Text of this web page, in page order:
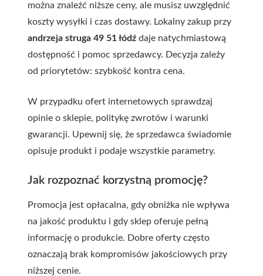
można znaleźć niższe ceny, ale musisz uwzględnić
koszty wysyłki i czas dostawy. Lokalny zakup przy
andrzeja struga 49 51 łódź daje natychmiastową
dostępność i pomoc sprzedawcy. Decyzja zależy
od priorytetów: szybkość kontra cena.
W przypadku ofert internetowych sprawdzaj
opinie o sklepie, politykę zwrotów i warunki
gwarancji. Upewnij się, że sprzedawca świadomie
opisuje produkt i podaje wszystkie parametry.
Jak rozpoznać korzystną promocję?
Promocja jest opłacalna, gdy obniżka nie wpływa
na jakość produktu i gdy sklep oferuje pełną
informację o produkcie. Dobre oferty często
oznaczają brak kompromisów jakościowych przy
niższej cenie.